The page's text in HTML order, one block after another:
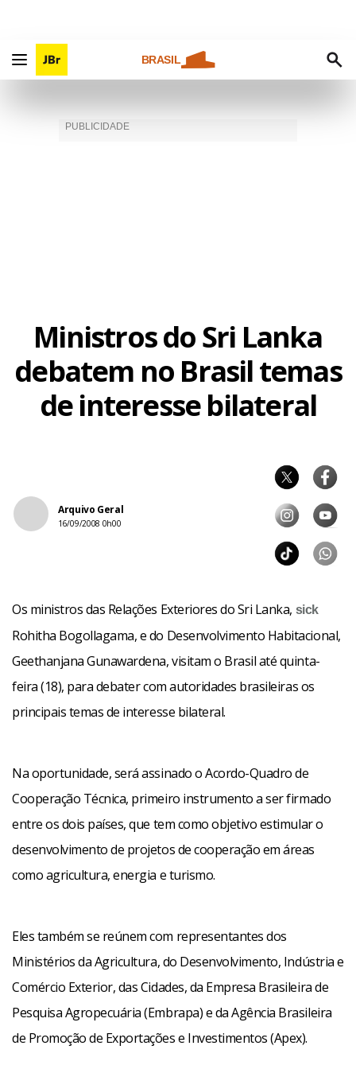
BRASIL
Ministros do Sri Lanka
debatem no Brasil temas
de interesse bilateral
Arquivo Geral
16/09/2008 0h00
Os ministros das Relações Exteriores do Sri Lanka, sick
Rohitha Bogollagama, e do Desenvolvimento Habitacional,
Geethanjana Gunawardena, visitam o Brasil até quinta-
feira (18), para debater com autoridades brasileiras os
principais temas de interesse bilateral.
Na oportunidade, será assinado o Acordo-Quadro de
Cooperação Técnica, primeiro instrumento a ser firmado
entre os dois países, que tem como objetivo estimular o
desenvolvimento de projetos de cooperação em áreas
como agricultura, energia e turismo.
Eles também se reúnem com representantes dos
Ministérios da Agricultura, do Desenvolvimento, Indústria e
Comércio Exterior, das Cidades, da Empresa Brasileira de
Pesquisa Agropecuária (Embrapa) e da Agência Brasileira
de Promoção de Exportações e Investimentos (Apex).